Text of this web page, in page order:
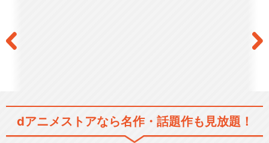
dアニメストアなら名作・話題作も見放題！